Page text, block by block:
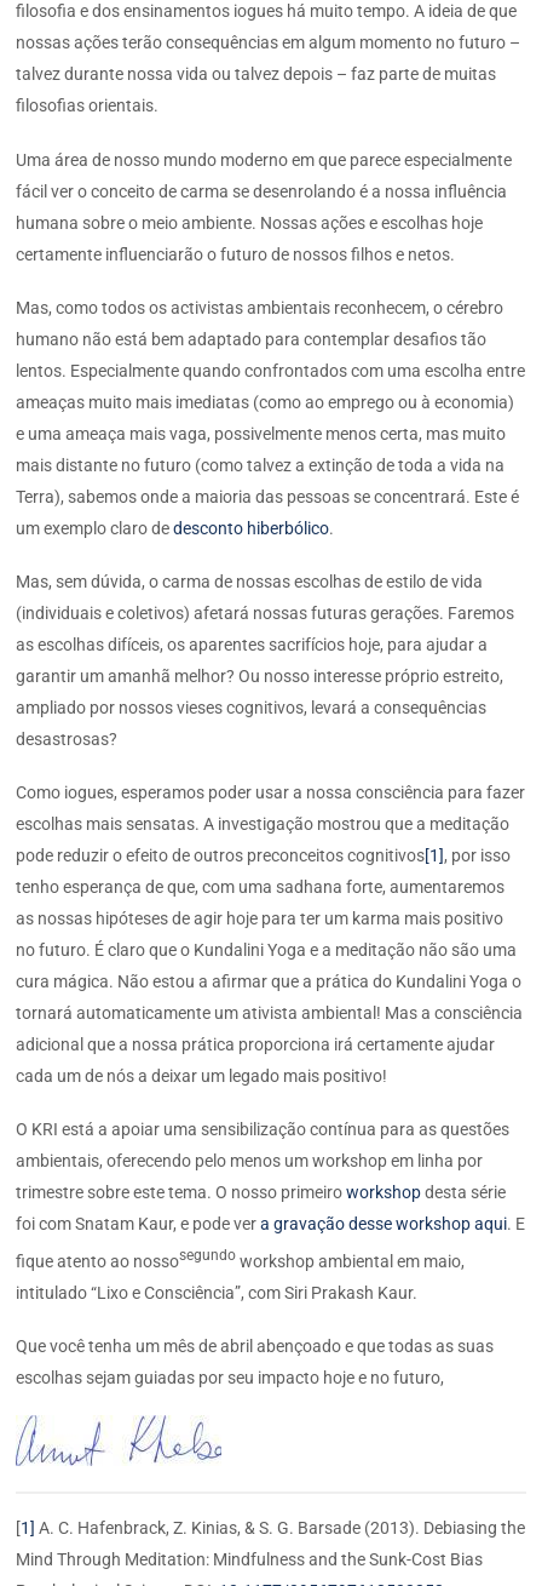
filosofia e dos ensinamentos iogues há muito tempo. A ideia de que
nossas ações terão consequências em algum momento no futuro –
talvez durante nossa vida ou talvez depois – faz parte de muitas
filosofias orientais.
Uma área de nosso mundo moderno em que parece especialmente
fácil ver o conceito de carma se desenrolando é a nossa influência
humana sobre o meio ambiente. Nossas ações e escolhas hoje
certamente influenciarão o futuro de nossos filhos e netos.
Mas, como todos os activistas ambientais reconhecem, o cérebro
humano não está bem adaptado para contemplar desafios tão
lentos. Especialmente quando confrontados com uma escolha entre
ameaças muito mais imediatas (como ao emprego ou à economia)
e uma ameaça mais vaga, possivelmente menos certa, mas muito
mais distante no futuro (como talvez a extinção de toda a vida na
Terra), sabemos onde a maioria das pessoas se concentrará. Este é
um exemplo claro dedesconto hiberbólico.
Mas, sem dúvida, o carma de nossas escolhas de estilo de vida
(individuais e coletivos) afetará nossas futuras gerações. Faremos
as escolhas difíceis, os aparentes sacrifícios hoje, para ajudar a
garantir um amanhã melhor? Ou nosso interesse próprio estreito,
ampliado por nossos vieses cognitivos, levará a consequências
desastrosas?
Como iogues, esperamos poder usar a nossa consciência para fazer
escolhas mais sensatas. A investigação mostrou que a meditação
pode reduzir o efeito de outros preconceitos cognitivos[1], por isso
tenho esperança de que, com uma sadhana forte, aumentaremos
as nossas hipóteses de agir hoje para ter um karma mais positivo
no futuro. É claro que o Kundalini Yoga e a meditação não são uma
cura mágica. Não estou a afirmar que a prática do Kundalini Yoga o
tornará automaticamente um ativista ambiental! Mas a consciência
adicional que a nossa prática proporciona irá certamente ajudar
cada um de nós a deixar um legado mais positivo!
O KRI está a apoiar uma sensibilização contínua para as questões
ambientais, oferecendo pelo menos um workshop em linha por
trimestre sobre este tema. O nosso primeiroworkshopdesta série
foi com Snatam Kaur, e pode vera gravação desse workshop aqui. E
fique atento ao nossosegundo workshop ambiental em maio,
intitulado “Lixo e Consciência”, com Siri Prakash Kaur.
Que você tenha um mês de abril abençoado e que todas as suas
escolhas sejam guiadas por seu impacto hoje e no futuro,
[1] A. C. Hafenbrack, Z. Kinias, & S. G. Barsade (2013). Debiasing the
Mind Through Meditation: Mindfulness and the Sunk-Cost Bias